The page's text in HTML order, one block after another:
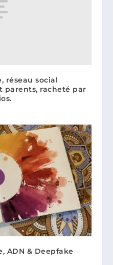
réseau social
parents, racheté par
ADN & Deepfake